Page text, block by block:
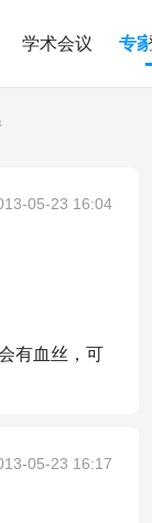
学术会议 专
05-23 16:04
有血丝，可
05-23 16:17